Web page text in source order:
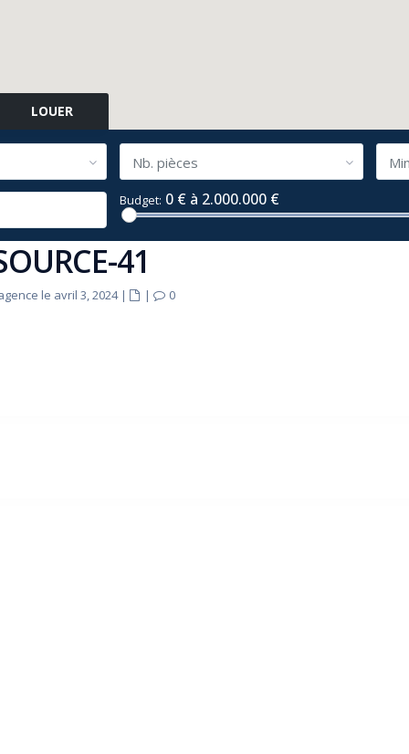
LOUER
Nb. pièces
Budget: 0 € à 2.000.000 €
41
le avril 3, 2024 | | 0